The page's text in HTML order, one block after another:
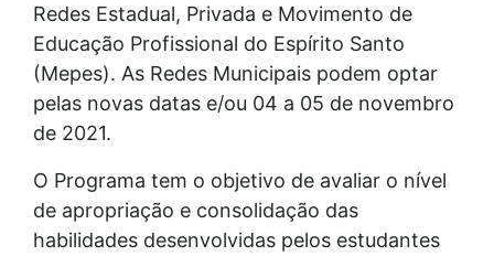
Redes Estadual, Privada e Movimento de
Educação Profissional do Espírito Santo
(Mepes). As Redes Municipais podem optar
pelas novas datas e/ou 04 a 05 de novembro
de 2021.
O Programa tem o objetivo de avaliar o nível
de apropriação e consolidação das
habilidades desenvolvidas pelos estudantes